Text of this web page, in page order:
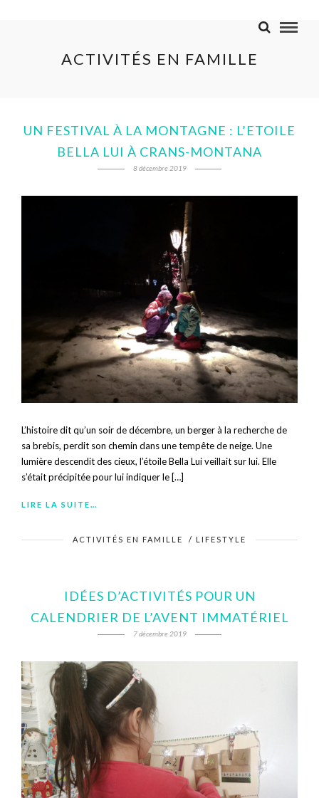
ACTIVITÉS EN FAMILLE
UN FESTIVAL À LA MONTAGNE : L’ETOILE
BELLA LUI À CRANS-MONTANA
8 décembre 2019
L’histoire dit qu’un soir de décembre, un berger à la recherche de
sa brebis, perdit son chemin dans une tempête de neige. Une
lumière descendit des cieux, l’étoile Bella Lui veillait sur lui. Elle
s’était précipitée pour lui indiquer le […]
LIRE LA SUITE…
ACTIVITÉS EN FAMILLE / LIFESTYLE
IDÉES D’ACTIVITÉS POUR UN
CALENDRIER DE L’AVENT IMMATÉRIEL
7 décembre 2019